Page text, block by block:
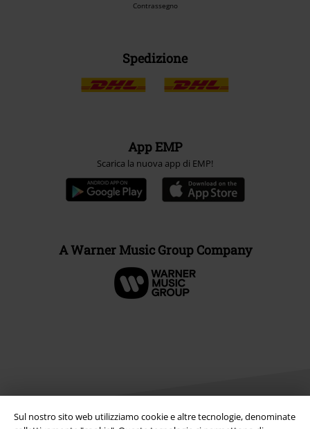
Sul nostro sito web utilizziamo cookie e altre tecnologie, denominate
Contrassegno
Spedizione
App EMP
Scarica la nuova app di EMP!
A Warner Music Group Company